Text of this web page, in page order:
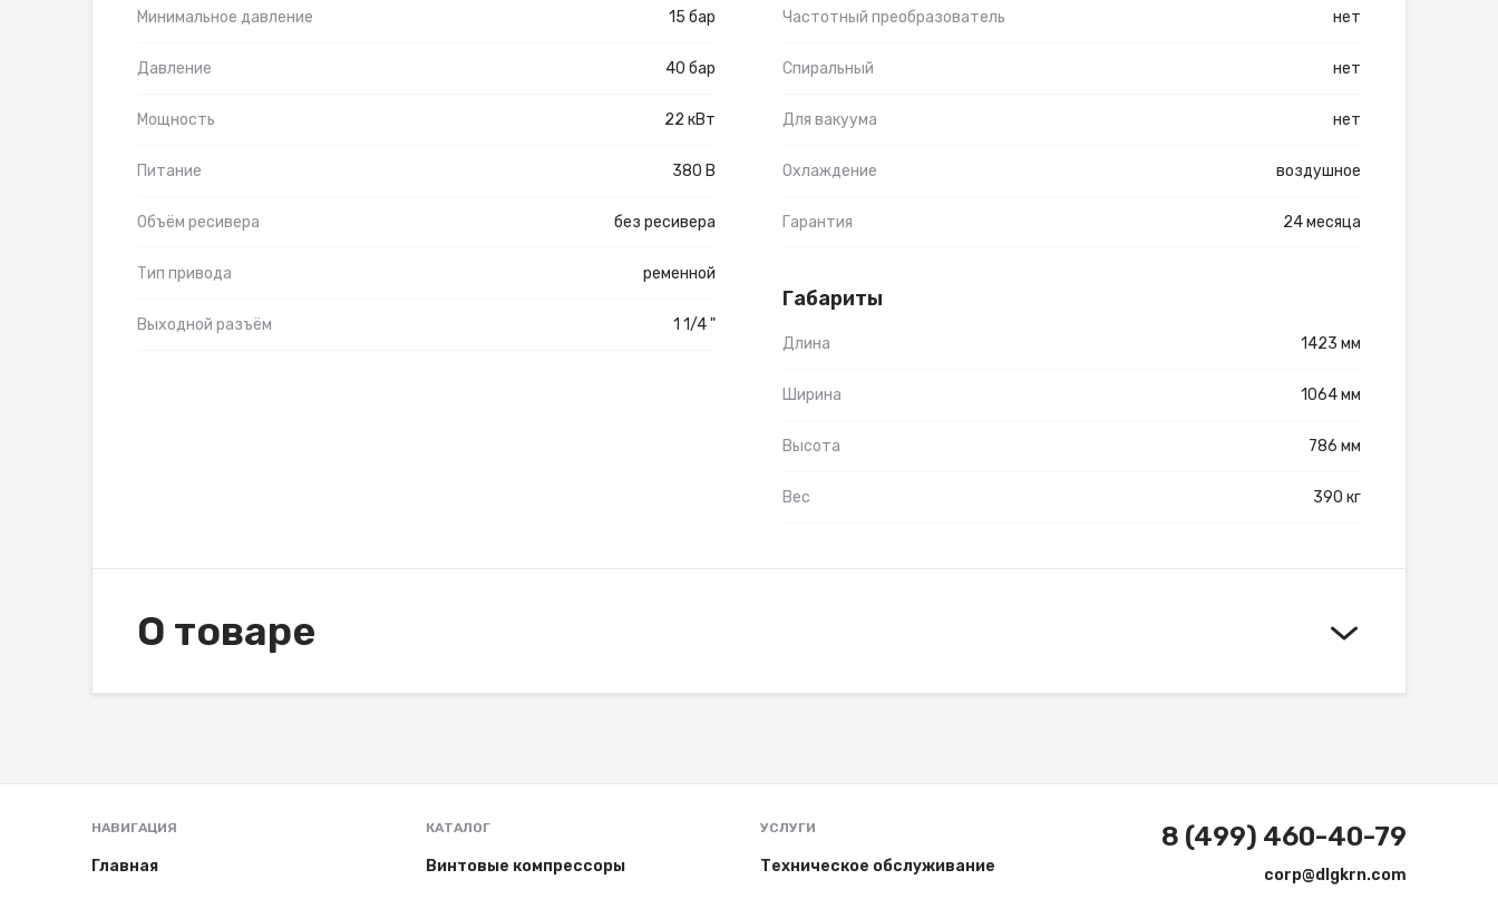
Минимальное давление 15 бар
Давление 40 бар
Мощность 22 кВт
Питание 380 В
Объём ресивера без ресивера
Тип привода ременной
Выходной разъём 1 1/4 "
Частотный преобразователь нет
Спиральный нет
Для вакуума нет
Охлаждение воздушное
Гарантия 24 месяца
Габариты
Длина 1423 мм
Ширина 1064 мм
Высота 786 мм
Вес 390 кг
О товаре
НАВИГАЦИЯ
Главная
КАТАЛОГ
Винтовые компрессоры
УСЛУГИ
Техническое обслуживание
8 (499) 460-40-79
corp@dlgkrn.com